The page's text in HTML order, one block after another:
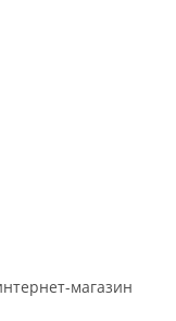
магазин